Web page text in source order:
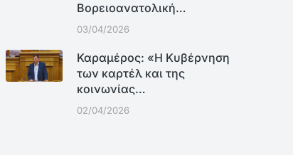
Βορειοανατολική…
03/04/2026
Καραμέρος: «Η Κυβέρνηση
των καρτέλ και της
κοινωνίας…
02/04/2026